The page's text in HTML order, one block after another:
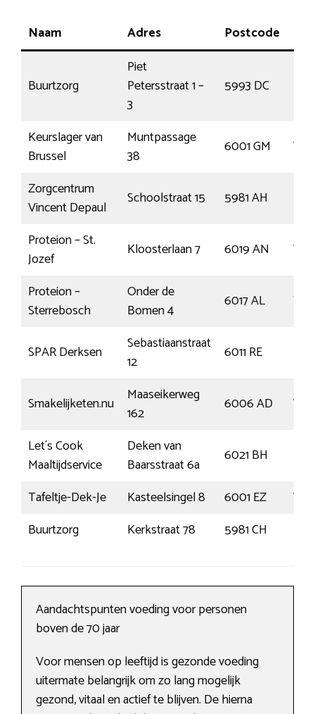
Naam Adres Postcode
Buurtzorg
Piet
Petersstraat 1 –
3
5993 DC
Keurslager van
Brussel
Muntpassage
38
6001 GM
Zorgcentrum
Vincent Depaul
Schoolstraat 15 5981 AH
Proteion – St.
Jozef
Kloosterlaan 7 6019 AN
Proteion –
Sterrebosch
Onder de
Bomen 4
6017 AL
SPAR Derksen
Sebastiaanstraat
12
6011 RE
Smakelijketen.nu
Maaseikerweg
162
6006 AD
Let´s Cook
Maaltijdservice
Deken van
Baarsstraat 6a
6021 BH
Tafeltje-Dek-Je
Kasteelsingel 8 6001 EZ
Buurtzorg
Kerkstraat 78 5981 CH
Aandachtspunten voeding voor personen
boven de 70 jaar
Voor mensen op leeftijd is gezonde voeding
uitermate belangrijk om zo lang mogelijk
gezond, vitaal en actief te blijven. De hierna